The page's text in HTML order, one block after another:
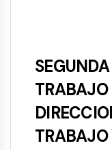
TRABAJO
TRABAJO